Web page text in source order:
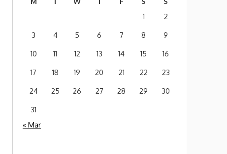
1
2
3
4 5 6 7 8
9
10
11 12 13 14 15
16
17
18 19 20 21 22
23
24
25 26 27 28 29
30
31
« Mar